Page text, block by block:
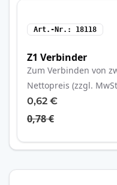
Art.-Nr. 18118
Z1 Verbinder
Zum Verbinden von
Nettopreis (zzgl.
0,62 €
0,78 €